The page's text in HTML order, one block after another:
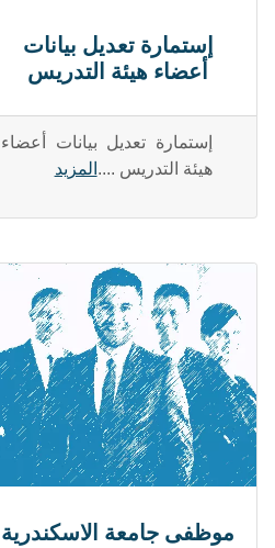
إستمارة تعديل بيانات
أعضاء هيئة التدريس
إستمارة تعديل بيانات أعضاء
هيئة التدريس .... المزيد
موظفى جامعة الاسكندرية